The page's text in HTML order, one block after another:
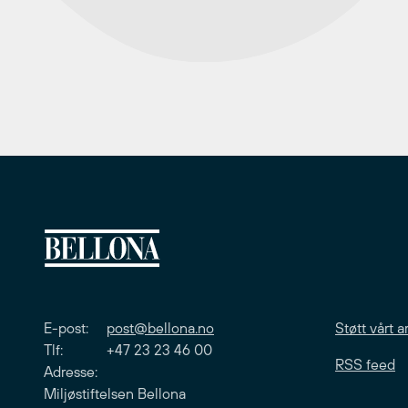
E-post: post@bellona.no
Tlf: +47 23 23 46 00
Adresse:
Miljøstiftelsen Bellona
Støtt vårt
RSS feed